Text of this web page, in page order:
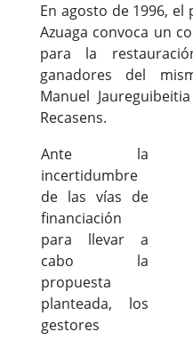
En agosto de 1996,
Azuaga convoca un
para la
ganadores del
Manuel
Recasens.
Ante la
incertidumbre
de las vías de
financiación
para llevar a
cabo la
propuesta
planteada, los
gestores